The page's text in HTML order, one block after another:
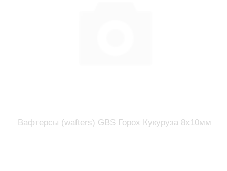
Вафтерсы (wafters) GBS Горох Кукуруза 8x10мм